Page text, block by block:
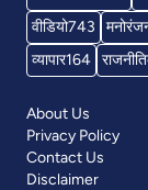
वीडियो743
व्यापार164
About Us
Privacy Policy
Contact Us
Disclaimer